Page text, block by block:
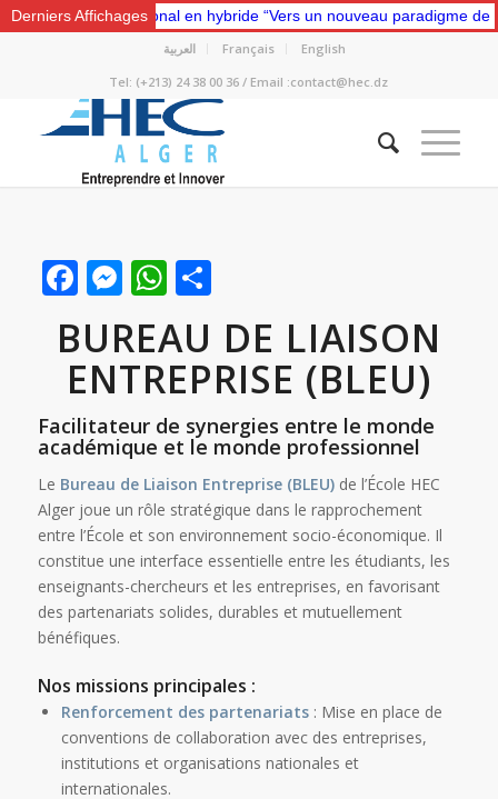
Derniers Affichages
Colloque National en hybride “Vers un nouveau paradigme de
العربية Français
English
Tel: (+213) 24 38 00 36 / Email :contact@hec.dz
Facebook
Messenger
WhatsApp
Partager
BUREAU DE LIAISON
ENTREPRISE (BLEU)
Facilitateur de synergies entre le monde
académique et le monde professionnel
Le Bureau de Liaison Entreprise (BLEU)de l’École HEC
Alger joue un rôle stratégique dans le rapprochement
entre l’École et son environnement socio-économique. Il
constitue une interface essentielle entre les étudiants, les
enseignants-chercheurs et les entreprises, en favorisant
des partenariats solides, durables et mutuellement
bénéfiques.
Nos missions principales :
Renforcement des partenariats: Mise en place de
conventions de collaboration avec des entreprises,
institutions et organisations nationales et
internationales.